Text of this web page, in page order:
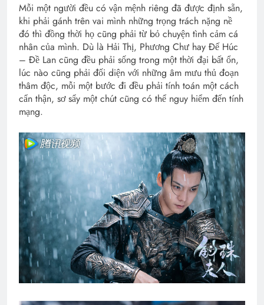
Mỗi một người đều có vận mệnh riêng đã được định sẵn,
khi phải gánh trên vai mình những trọng trách nặng nề
đó thì đồng thời họ cũng phải từ bỏ chuyện tình cảm cá
nhân của mình. Dù là Hải Thị, Phương Chư hay Đế Húc
– Đề Lan cũng đều phải sống trong một thời đại bất ổn,
lúc nào cũng phải đối diện với những âm mưu thủ đoạn
thâm độc, mỗi một bước đi đều phải tính toán một cách
cẩn thận, sơ sẩy một chút cũng có thể nguy hiểm đến tính
mạng.